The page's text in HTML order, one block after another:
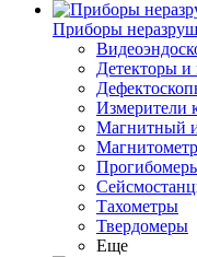
Приборы
Детекторы и
Измерители
Магнитный
Тахометры
Твердомеры
Еще